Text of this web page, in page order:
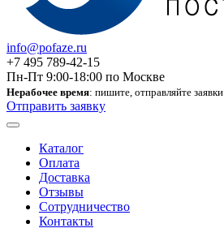
info@pofaze.ru
+7 495 789-42-15
Пн-Пт 9:00-18:00 по Москве
Нерабочее время: пишите, отправляйте заявки
Отправить заявку
Каталог
Оплата
Доставка
Отзывы
Сотрудничество
Контакты